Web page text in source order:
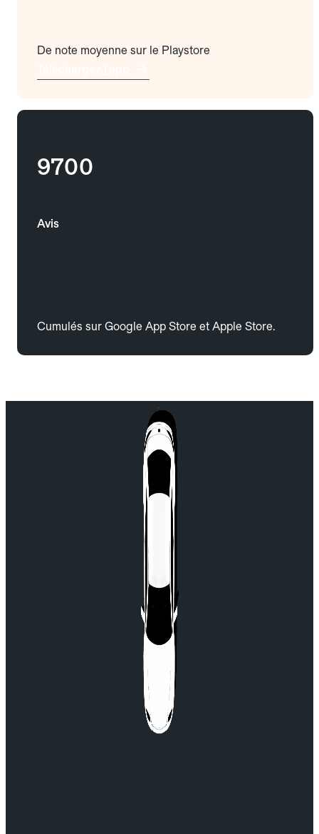
De note moyenne sur le Playstore
9700
Avis
Cumulés sur Google App Store et Apple Store.